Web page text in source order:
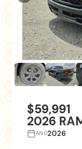
$59,991
2026
ANO2026